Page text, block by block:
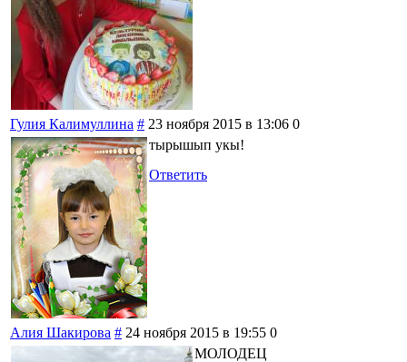
Гулия Калимуллина # 23 ноября 2015 в 13:06 0
тырышып укы!
Ответить
Алия Шакирова # 24 ноября 2015 в 19:55 0
МОЛОДЕЦ